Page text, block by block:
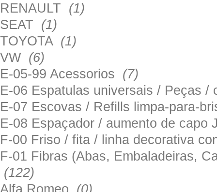
RENAULT (1)
SEAT (1)
TOYOTA (1)
VW (6)
E-05-99 Acessorios (7)
E-06 Espatulas universais / Peças
E-07 Escovas / Refills limpa-para-
E-08 Espaçador / aumento de
F-00 Friso / fita / linha decorativa
F-01 Fibras (Abas, Embaladeiras,
(122)
Alfa Romeo (0)